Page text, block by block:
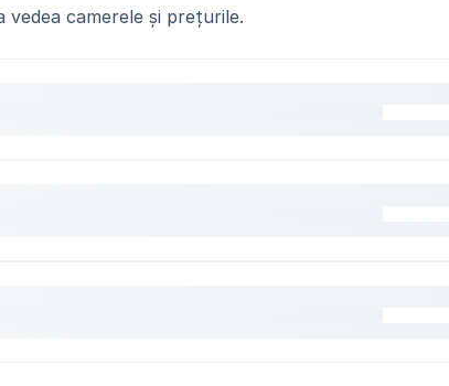
vedea camerele și prețurile.